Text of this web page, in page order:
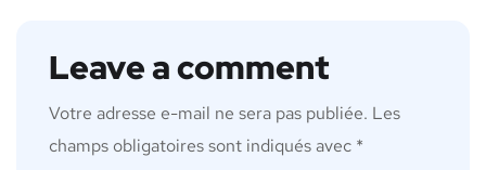
Leave a comment
Votre adresse e-mail ne sera pas publiée. Les
champs obligatoires sont indiqués avec *